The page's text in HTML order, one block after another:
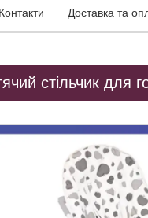
Контакти Доставка та
стільчик для